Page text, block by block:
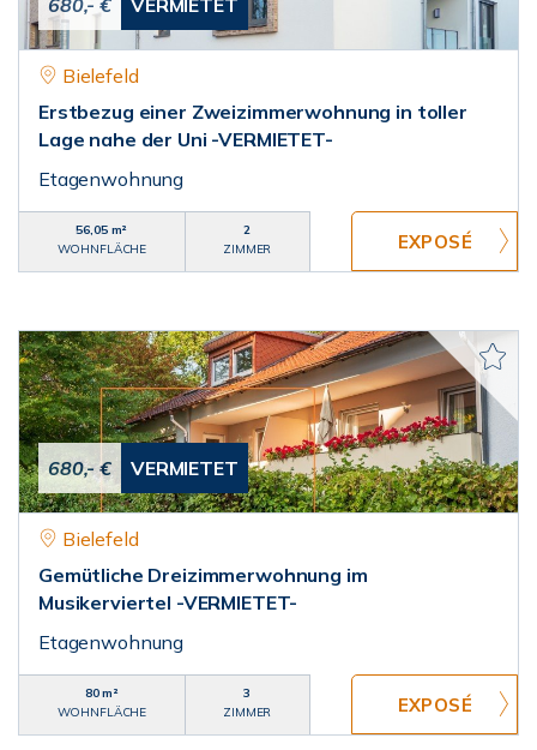
680,- € VERMIETET
Bielefeld
Erstbezug einer Zweizimmerwohnung in toller
Lage nahe der Uni -VERMIETET-
Etagenwohnung
56,05 m²
WOHNFLÄCHE
2
ZIMMER
680,- € VERMIETET
Bielefeld
Gemütliche Dreizimmerwohnung im
Musikerviertel -VERMIETET-
Etagenwohnung
80 m²
WOHNFLÄCHE
3
ZIMMER